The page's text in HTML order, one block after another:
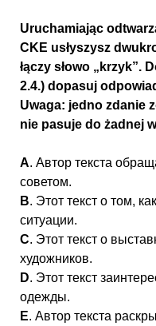
Uruchamiając
CKE usłyszysz
łączy słowo „krzyk”.
2.4.) dopasuj
Uwaga: jedno zdanie
nie pasuje do żadnej
A. Автор текста
советом.
B. Этот текст о том,
ситуации.
C. Этот текст о
художников.
D. Этот текст
одежды.
E. Автор текста